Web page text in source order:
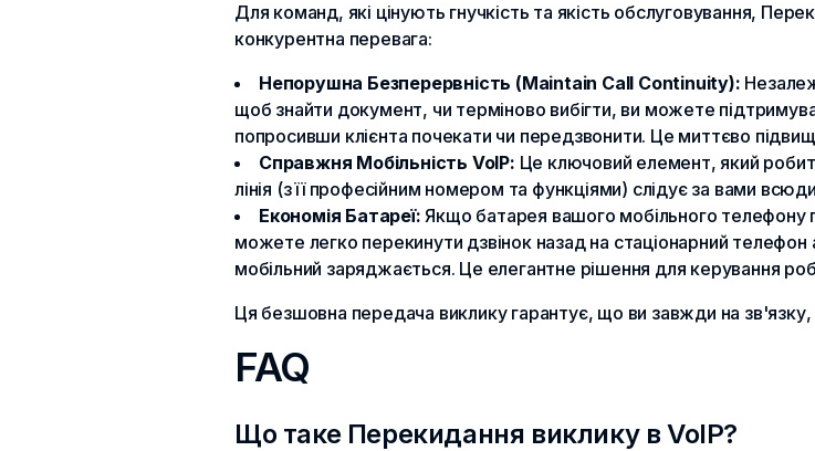
Для команд, які цінують гнучкість та якість обслуговування,
конкурентна перевага:
Непорушна Безперервність (Maintain Call Continuity):
щоб знайти документ, чи терміново вибігти, ви можете
попросивши клієнта почекати чи передзвонити. Це миттєво
Справжня Мобільність VoIP: Це ключовий елемент, який
лінія (з її професійним номером та функціями) слідує за вами
Економія Батареї: Якщо батарея вашого мобільного телефону
можете легко перекинути дзвінок назад на стаціонарний
мобільний заряджається. Це елегантне рішення для керування
Ця безшовна передача виклику гарантує, що ви завжди на
FAQ
Що таке Перекидання виклику в VoIP?